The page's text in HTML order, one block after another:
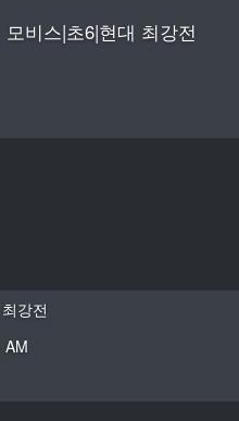
모비스|초6|현대 최강전
강전
AM